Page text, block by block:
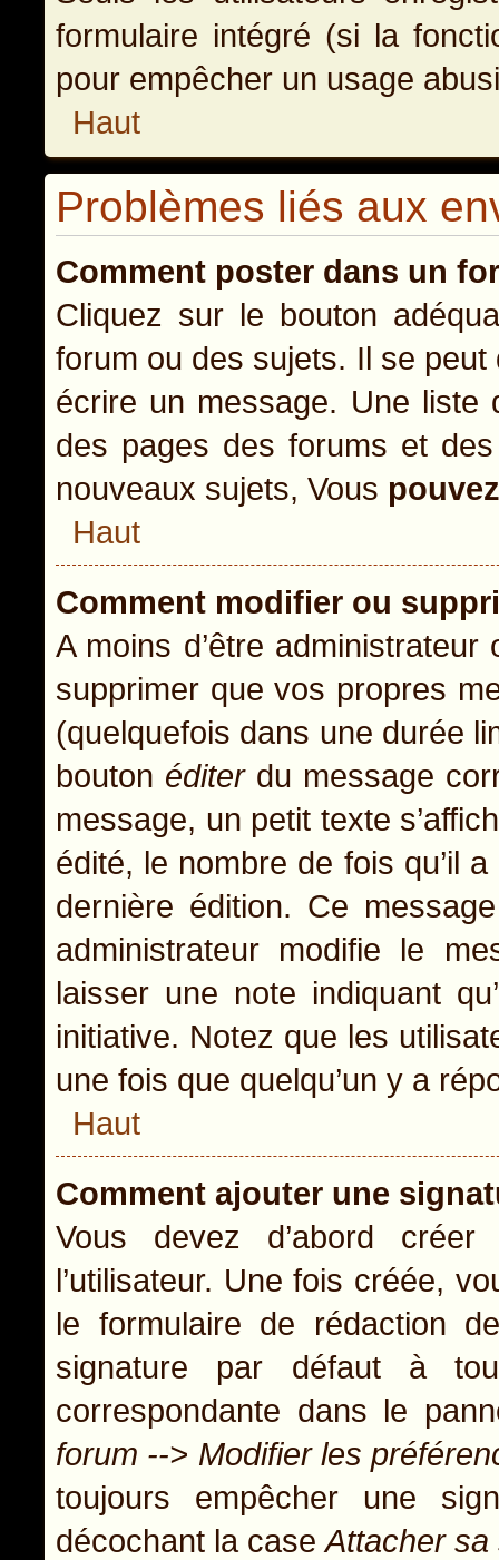
formulaire intégré (si la
pour empêcher un usage
Haut
Problèmes liés aux
Comment poster dans un
Cliquez sur le bouton
forum ou des sujets. Il se
écrire un message. Une liste
des pages des forums et
nouveaux sujets, Vous pouvez
Haut
Comment modifier ou
A moins d’être
supprimer que vos propres
(quelquefois dans une durée
bouton éditerdu message
message, un petit texte
édité, le nombre de fois qu’il
dernière édition. Ce
administrateur modifie le
laisser une note indiquant
initiative. Notez que les
une fois que quelqu’un y a
Haut
Comment ajouter une
Vous devez d’abord
l’utilisateur. Une fois créée,
le formulaire de rédaction
signature par défaut à
correspondante dans le
forum --> Modifier les
toujours empêcher une
décochant la caseAttacher sa